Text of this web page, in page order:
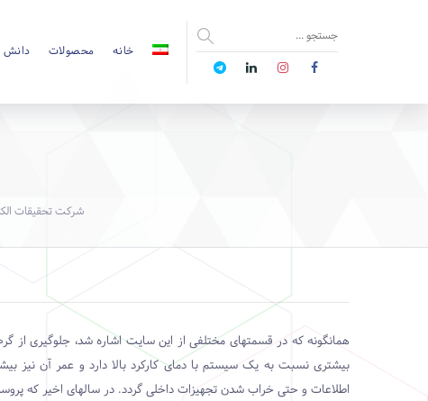
خانه محصولات دانش
شرکت تحقیقات
همانگونه که در قسمتهای مختلفی از این سایت اشاره شد، جلوگیری
بیشتری نسبت به یک سیستم با دمای کارکرد بالا دارد و عمر آن نیز
اطلاعات و حتی خراب شدن تجهیزات داخلی گردد. در سالهای اخیر که